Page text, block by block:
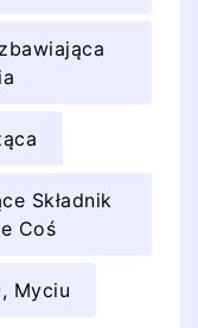
Składnik
Coś
Myciu